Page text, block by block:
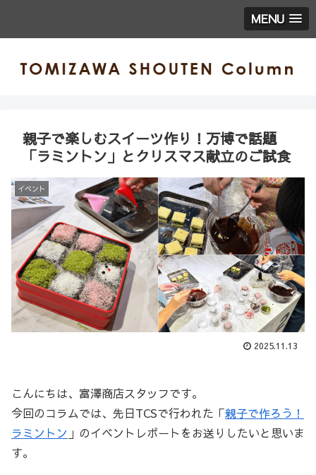
MENU
親子で楽しむスイーツ作り！万博で話題
「ラミントン」とクリスマス献立のご試食
イベント
2025.11.13
こんにちは、富澤商店スタッフです。
今回のコラムでは、先日TCSで行われた「親子で作ろう！
ラミントン 」のイベントレポートをお送りしたいと思いま
す。